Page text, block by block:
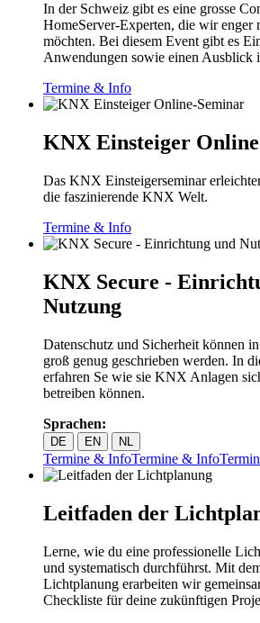
In der Schweiz gibt es eine grosse
HomeServer-Experten, die wir enger
möchten. Bei diesem Event gibt es
Anwendungen sowie einen Ausblick
Termine & Info
KNX Einsteiger
Das KNX Einsteigerseminar
die faszinierende KNX Welt.
Termine & Info
KNX Secure -
Nutzung
Datenschutz und Sicherheit können
groß genug geschrieben werden. In
erfahren Se wie sie KNX Anlagen
betreiben können.
Sprachen:
DE EN NL
Termine & InfoTermine & Info
Leitfaden der
Lerne, wie du eine professionelle
und systematisch durchführst. Mit
Lichtplanung erarbeiten wir
Checkliste für deine zukünftigen